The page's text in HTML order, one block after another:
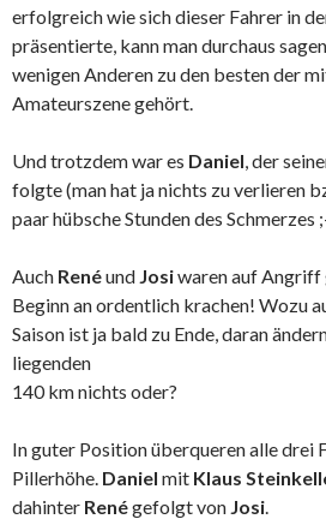
erfolgreich wie sich dieser Fahrer in
präsentierte, kann man durchaus
wenigen Anderen zu den besten der
Amateurszene gehört.
Und trotzdem war es Daniel, der
folgte (man hat ja nichts zu verlieren
paar hübsche Stunden des Schmerzes
Auch Renéund Josiwaren auf Angriff
Beginn an ordentlich krachen! Wozu
Saison ist ja bald zu Ende, daran
liegenden
140 km nichts oder?
In guter Position überqueren alle drei
Pillerhöhe. Daniel mit Klaus
dahinter Renégefolgt von Josi.